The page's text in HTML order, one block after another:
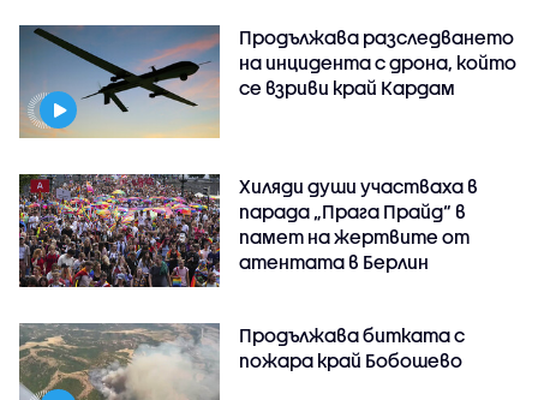
Продължава разследването
на инцидента с дрона, който
се взриви край Кардам
Хиляди души участваха в
парада „Прага Прайд“ в
памет на жертвите от
атентата в Берлин
Продължава битката с
пожара край Бобошево